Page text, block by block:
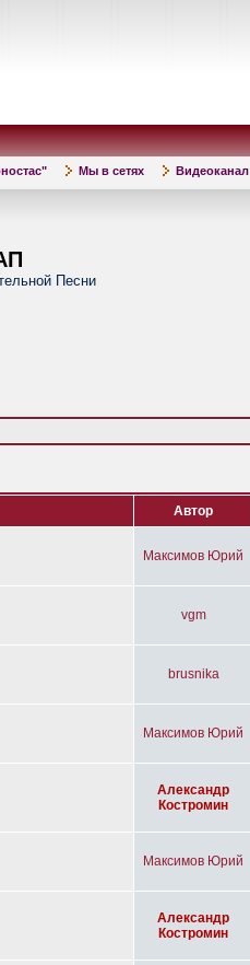
Мы в сетях Видеоканал
Песни
Автор
Максимов Юрий
vgm
brusnika
Максимов Юрий
Александр
Костромин
Максимов Юрий
Александр
Костромин